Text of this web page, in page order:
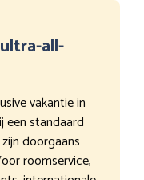
all-
vakantie in
een standaard
doorgaans
roomservice,